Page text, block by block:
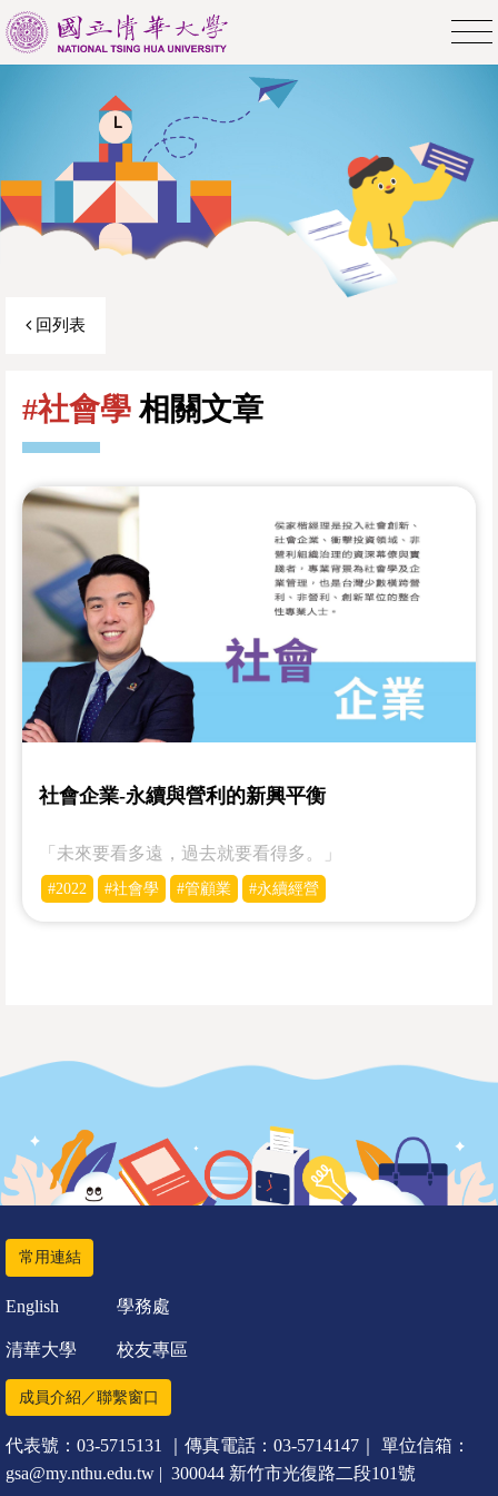
回列表
#社會學 相關文章
社會企業-永續與營利的新興平衡
「未來要看多遠，過去就要看得多。」
#2022 #社會學 #管顧業 #永續經營
常用連結
English 學務處
清華大學 校友專區
成員介紹／聯繫窗口
代表號：03-5715131 ｜傳真電話：03-5714147｜ 單位信箱：
gsa@my.nthu.edu.tw | 300044 新竹市光復路二段101號